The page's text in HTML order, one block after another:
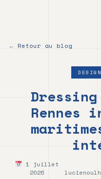
← Retour au blog
Rennes
1 juillet
2026